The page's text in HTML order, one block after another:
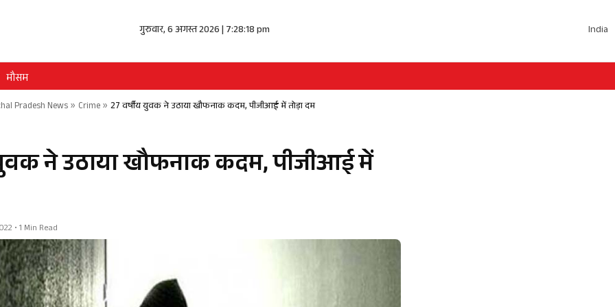
गुरुवार, 6 अगस्त 2026 | 7:28:18 pm India
मौसम
Pradesh News» Crime» 27 वर्षीय युवक ने उठाया खौफनाक कदम, पीजीआई में तोड़ा दम
ने उठाया खौफनाक कदम, पीजीआई में
• 1 Min Read